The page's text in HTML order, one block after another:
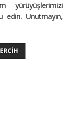
edin. Unutmayın,